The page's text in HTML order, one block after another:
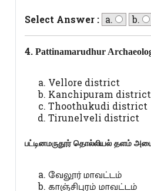
Select Answer : a. b.
4.Pattinamarudhur
Vellore district
Kanchipuram district
Thoothukudi district
Tirunelveli district
பட்டினமருதூர் தொல்லியல் தளம்
வேலூர் மாவட்டம்
காஞ்சிபுரம் மாவட்டம்